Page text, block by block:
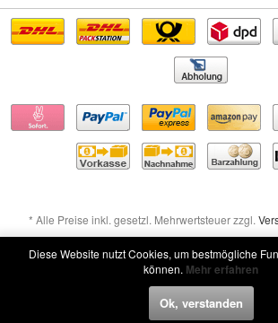
* Alle Preise inkl. gesetzl. Mehrwertsteuer zzgl.
Nachnahmegebühren, wenn nicht anders
Widerruf erklären
Diese Website nutzt Cookies, um bestmögliche
können. Mehr erfahren
Ok, verstanden